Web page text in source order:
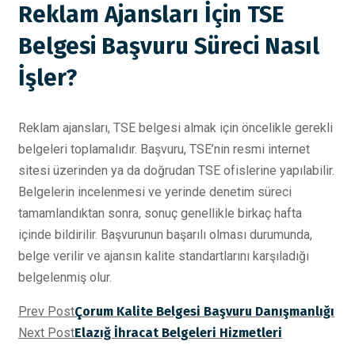
Reklam Ajansları İçin TSE
Belgesi Başvuru Süreci Nasıl
İşler?
Reklam ajansları, TSE belgesi almak için öncelikle gerekli
belgeleri toplamalıdır. Başvuru, TSE’nin resmi internet
sitesi üzerinden ya da doğrudan TSE ofislerine yapılabilir.
Belgelerin incelenmesi ve yerinde denetim süreci
tamamlandıktan sonra, sonuç genellikle birkaç hafta
içinde bildirilir. Başvurunun başarılı olması durumunda,
belge verilir ve ajansın kalite standartlarını karşıladığı
belgelenmiş olur.
Prev PostÇorum Kalite Belgesi Başvuru Danışmanlığı
Next PostElazığ İhracat Belgeleri Hizmetleri